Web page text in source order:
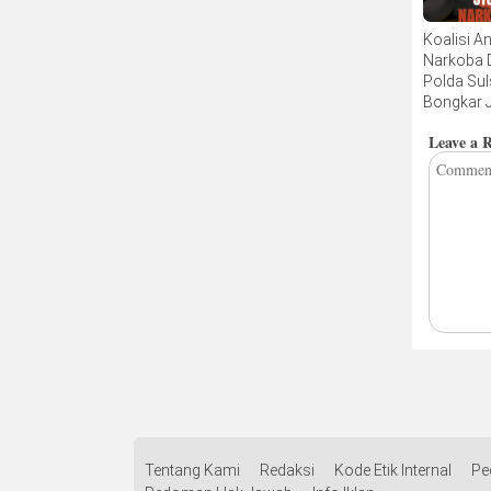
Koalisi
Narkoba
Polda
Bongkar
Lapas
Leave a
Tentang Kami Redaksi Kode Etik Internal